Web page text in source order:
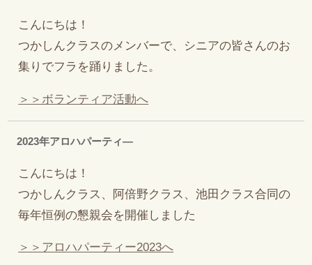
こんにちは！
つかしんクラスのメンバーで、シニアの皆さんのお
集りでフラを踊りました。
＞＞ボランティア活動へ
2023年アロハパーティ―
こんにちは！
つかしんクラス、阿倍野クラス、池田クラス合同の
毎年恒例の懇親会を開催しました
＞＞アロハパーティー2023へ